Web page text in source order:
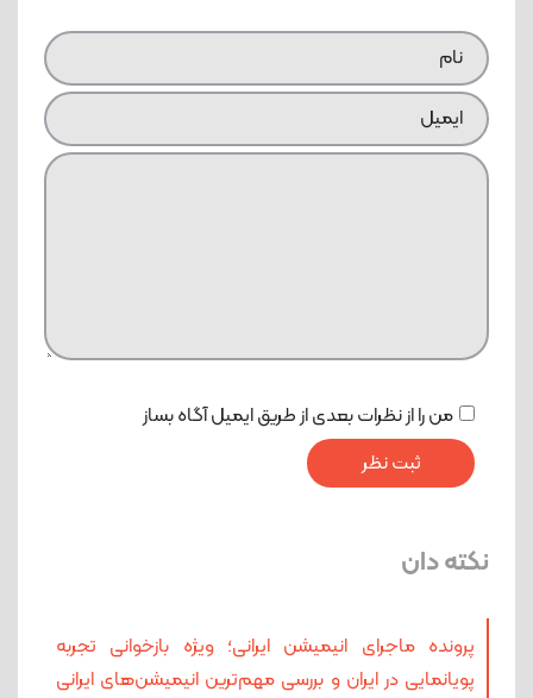
من را از نظرات بعدی از طریق ایمیل آگاه بساز
نکته دان
پرونده ماجرای انیمیشن ایرانی؛ ویژه بازخوانی تجربه
پویانمایی در ایران و بررسی مهم‌ترین انیمیشن‌های ایرانی